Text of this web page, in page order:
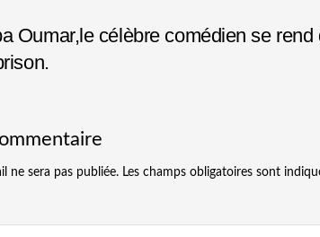
Oumar,le célèbre comédien se rend
ne sera pas publiée. Les champs obligatoires sont